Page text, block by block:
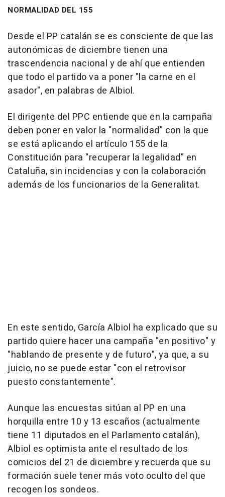
NORMALIDAD DEL 155
Desde el PP catalán se es consciente de que las
autonómicas de diciembre tienen una
trascendencia nacional y de ahí que entienden
que todo el partido va a poner "la carne en el
asador", en palabras de Albiol.
El dirigente del PPC entiende que en la campaña
deben poner en valor la "normalidad" con la que
se está aplicando el artículo 155 de la
Constitución para "recuperar la legalidad" en
Cataluña, sin incidencias y con la colaboración
además de los funcionarios de la Generalitat.
En este sentido, García Albiol ha explicado que su
partido quiere hacer una campaña "en positivo" y
"hablando de presente y de futuro", ya que, a su
juicio, no se puede estar "con el retrovisor
puesto constantemente".
Aunque las encuestas sitúan al PP en una
horquilla entre 10 y 13 escaños (actualmente
tiene 11 diputados en el Parlamento catalán),
Albiol es optimista ante el resultado de los
comicios del 21 de diciembre y recuerda que su
formación suele tener más voto oculto del que
recogen los sondeos.